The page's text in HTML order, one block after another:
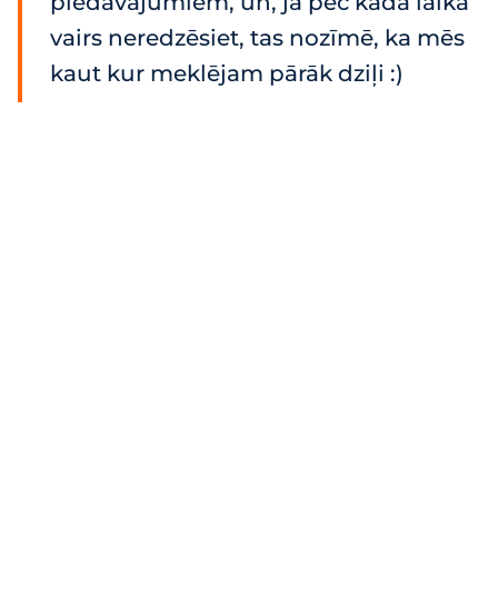
vairs neredzēsiet, tas nozīmē, ka mēs
kaut kur meklējam pārāk dziļi :)